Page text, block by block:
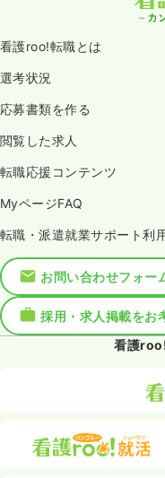
看護roo!転職とは
選考状況
応募書類を作る
閲覧した求人
転職応援コンテンツ
MyページFAQ
転職・派遣就業サポート利
お問い合わせフォー
採用・求人掲載をお
看護